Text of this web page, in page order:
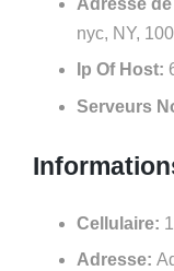
Adresse de
nyc, NY,
Ip Of Host:
Serveurs
Cellulaire:
Adresse: